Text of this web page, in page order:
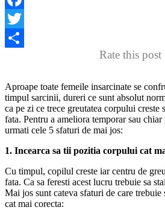
Facebook
Twitter
Rate this post
Aproape toate femeile insarcinate se
timpul sarcinii, dureri ce sunt absolut
ca pe zi ce trece greutatea corpului creste
fata. Pentru a ameliora temporar sau
urmati cele 5 sfaturi de mai jos:
1. Incearca sa tii pozitia corpului cat
Cu timpul, copilul creste iar centru de
fata. Ca sa feresti acest lucru trebuie sa
Mai jos sunt cateva sfaturi de care
cat mai corecta: